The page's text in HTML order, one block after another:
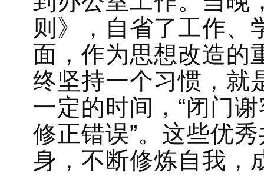
则》，自省了工作、
面，作为思想改造的
终坚持一个习惯，就
一定的时间，“闭门
修正错误”。这些优
身，不断修炼自我，